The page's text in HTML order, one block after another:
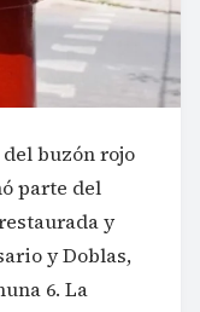
buzón rojo
y
y Doblas,
6. La
responde a los
vecinos,